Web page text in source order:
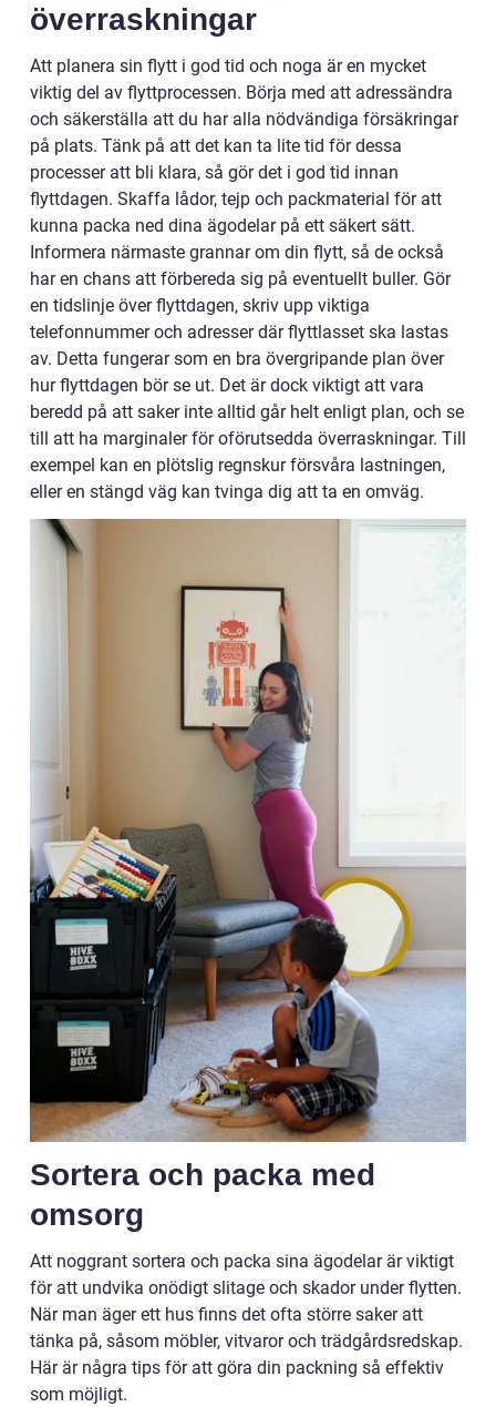
överraskningar
Att planera sin flytt i god tid och noga är en mycket
viktig del av flyttprocessen. Börja med att adressändra
och säkerställa att du har alla nödvändiga försäkringar
på plats. Tänk på att det kan ta lite tid för dessa
processer att bli klara, så gör det i god tid innan
flyttdagen. Skaffa lådor, tejp och packmaterial för att
kunna packa ned dina ägodelar på ett säkert sätt.
Informera närmaste grannar om din flytt, så de också
har en chans att förbereda sig på eventuellt buller. Gör
en tidslinje över flyttdagen, skriv upp viktiga
telefonnummer och adresser där flyttlasset ska lastas
av. Detta fungerar som en bra övergripande plan över
hur flyttdagen bör se ut. Det är dock viktigt att vara
beredd på att saker inte alltid går helt enligt plan, och se
till att ha marginaler för oförutsedda överraskningar. Till
exempel kan en plötslig regnskur försvåra lastningen,
eller en stängd väg kan tvinga dig att ta en omväg.
Sortera och packa med
omsorg
Att noggrant sortera och packa sina ägodelar är viktigt
för att undvika onödigt slitage och skador under flytten.
När man äger ett hus finns det ofta större saker att
tänka på, såsom möbler, vitvaror och trädgårdsredskap.
Här är några tips för att göra din packning så effektiv
som möjligt.